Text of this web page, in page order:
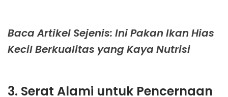
Baca Artikel Sejenis: Ini Pakan Ikan Hias
Kecil Berkualitas yang Kaya Nutrisi
3. Serat Alami untuk Pencernaan